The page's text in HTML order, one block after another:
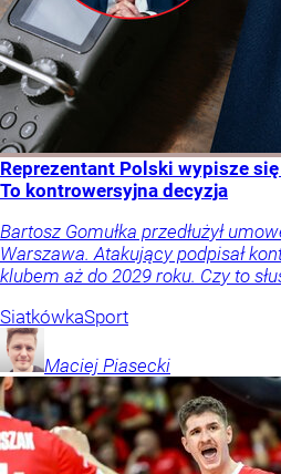
Reprezentant Polski wypisze
To kontrowersyjna decyzja
Bartosz Gomułka przedłużył
Warszawa. Atakujący podpisał
klubem aż do 2029 roku. Czy to
SiatkówkaSport
Maciej Piasecki